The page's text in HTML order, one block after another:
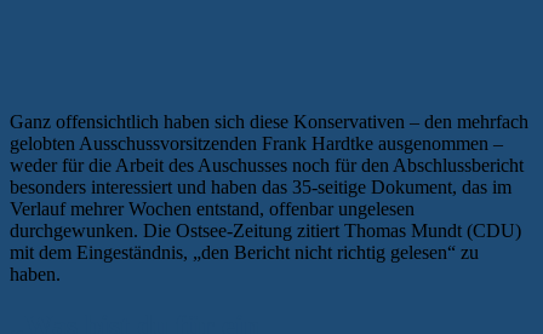
Ganz offensichtlich haben sich diese Konservativen – den mehrfach
gelobten Ausschussvorsitzenden Frank Hardtke ausgenommen –
weder für die Arbeit des Auschusses noch für den Abschlussbericht
besonders interessiert und haben das 35-seitige Dokument, das im
Verlauf mehrer Wochen entstand, offenbar ungelesen
durchgewunken. Die Ostsee-Zeitung zitiert Thomas Mundt (CDU)
mit dem Eingeständnis, „den Bericht nicht richtig gelesen“ zu
haben.